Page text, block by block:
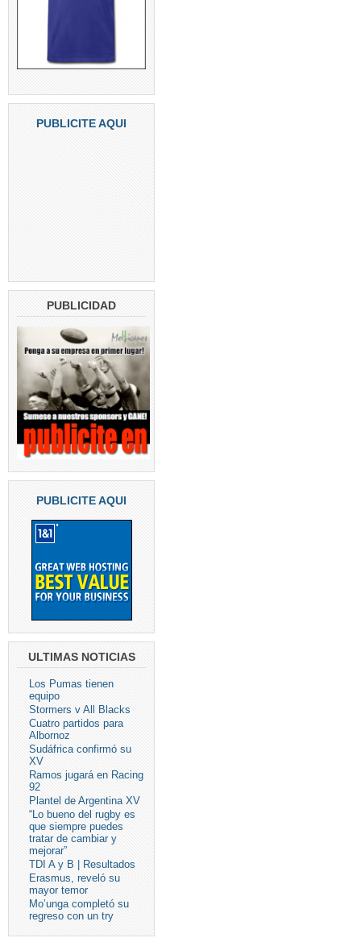
PUBLICITE AQUI
PUBLICIDAD
PUBLICITE AQUI
ULTIMAS NOTICIAS
Los Pumas tienen
equipo
Stormers v All Blacks
Cuatro partidos para
Albornoz
Sudáfrica confirmó su
XV
Ramos jugará en Racing
92
Plantel de Argentina XV
“Lo bueno del rugby es
que siempre puedes
tratar de cambiar y
mejorar”
TDI A y B | Resultados
Erasmus, reveló su
mayor temor
Mo’unga completó su
regreso con un try